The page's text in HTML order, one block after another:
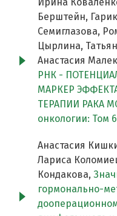
Ирина
Берштейн,
Семиглазова,
Цырлина,
Анастасия
РНК -
МАРКЕР
ТЕРАПИИ РАКА
онкологии: Том
Анастасия
Лариса
Кондакова,
гормонально-